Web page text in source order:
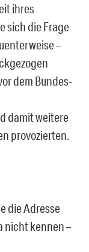
ihres
sich die Frage
–
dem Bundes­
damit weitere
provozierten.
die Adresse
nicht kennen –